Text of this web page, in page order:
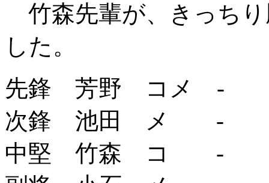
竹森先輩が、きっち
した。
先鋒 芳野 コメ -
次鋒 池田 メ -
中堅 竹森 コ -